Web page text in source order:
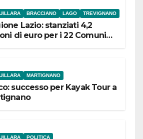
BRACCIANO LAGO TREVIGNANO
Lazio: stanziati 4,2
di euro per i 22 Comuni
MARTIGNANO
successo per Kayak Tour a
POLITICA